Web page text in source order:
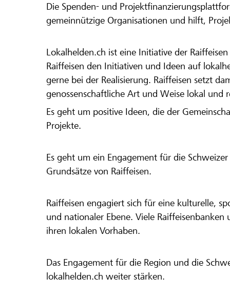
Die Spenden- und
gemeinnützige Organisationen und hilft,
Lokalhelden.ch ist eine Initiative der
Raiffeisen den Initiativen und Ideen auf
gerne bei der Realisierung. Raiffeisen setzt
genossenschaftliche Art und Weise lokal und
Es geht um positive Ideen, die der
Projekte.
Es geht um ein Engagement für die
Grundsätze von Raiffeisen.
Raiffeisen engagiert sich für eine kulturelle,
und nationaler Ebene. Viele
ihren lokalen Vorhaben.
Das Engagement für die Region und die
lokalhelden.ch weiter stärken.